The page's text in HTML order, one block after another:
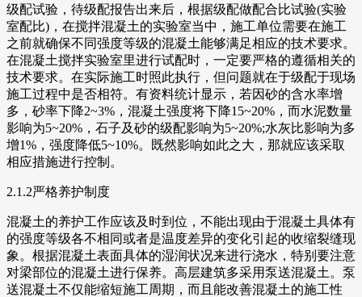
级配试验，待级配报告出来后，根据级配做配合比试验(实验
室配比)，在搅拌混凝土的实验室当中，施工单位需要在施工
之前就确保不同强度等级的混凝土能够满足相应的技术要求。
在混凝土搅拌实验室里进行试配时，一定要严格的遵循相关的
技术要求。在实际施工时照此执行，但问题就在于级配于现场
施工过程中是否相符。有资料统计显示，若因砂的含水率增
多，砂率下降2~3%，混凝土强度将下降15~20%，而水泥数量
影响为5~20%，石子及砂的级配影响为5~20%;水灰比影响为多
增1%，强度降低5~10%。既然影响如此之大，那就应该采取
相应措施进行控制。
2.1.2严格养护制度
混凝土的养护工作应该及时到位，不能出现由于混凝土具体有
的强度等级各不相同或者是温度差异的变化引起的收缩裂缝现
象。根据混凝土表面具体的湿润状况来进行浇水，特别要注意
对梁部位的混凝土进行保养。高层建筑多采用泵送混凝土。泵
送混凝土不仅能缩短施工周期，而且能改善混凝土的施工性